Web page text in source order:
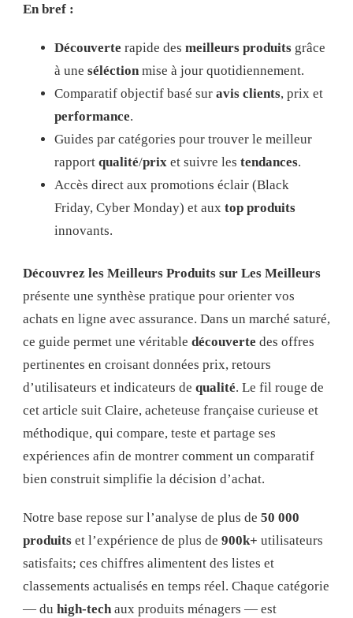
LES
MEILLEURS
En bref :
Découverte rapide des meilleurs produits grâce
à une séléctionmise à jour quotidiennement.
Comparatif objectif basé sur avis clients, prix et
performance.
Guides par catégories pour trouver le meilleur
rapport qualité/prix et suivre les tendances.
Accès direct aux promotions éclair (Black
Friday, Cyber Monday) et aux top produits
innovants.
Découvrez les Meilleurs Produits sur Les Meilleurs
présente une synthèse pratique pour orienter vos
achats en ligne avec assurance. Dans un marché saturé,
ce guide permet une véritable découverte des offres
pertinentes en croisant données prix, retours
d’utilisateurs et indicateurs de qualité. Le fil rouge de
cet article suit Claire, acheteuse française curieuse et
méthodique, qui compare, teste et partage ses
expériences afin de montrer comment un comparatif
bien construit simplifie la décision d’achat.
Notre base repose sur l’analyse de plus de 50 000
produits et l’expérience de plus de 900k+ utilisateurs
satisfaits; ces chiffres alimentent des listes et
classements actualisés en temps réel. Chaque catégorie
— du high-techaux produits ménagers — est